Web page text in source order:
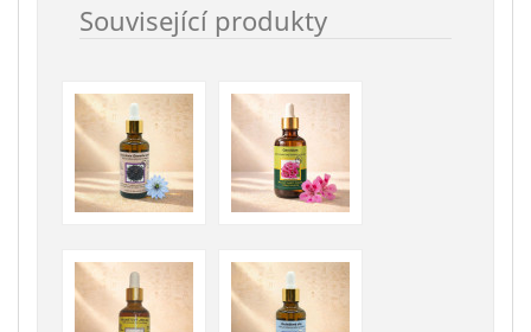
Související produkty